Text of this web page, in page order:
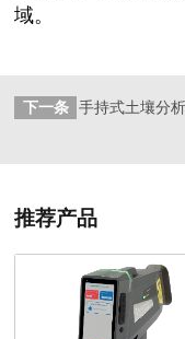
域。
下一条
推荐产品